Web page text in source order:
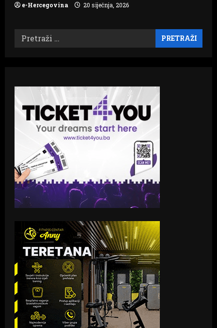
e-Hercegovina 20 siječnja, 2026
Pretraži: